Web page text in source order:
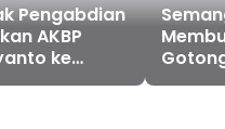
Pengabdian
AKBP
ke
di
Wujud